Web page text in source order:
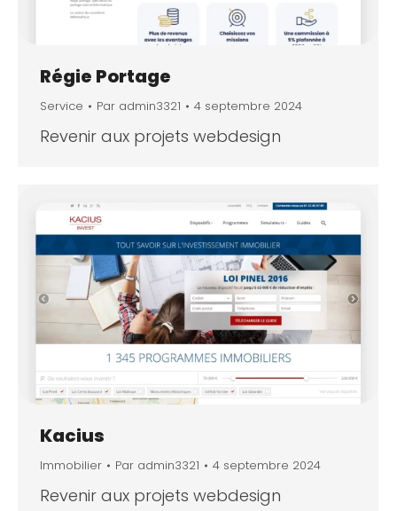
Régie Portage
Service Par admin3321 4 septembre 2024
Revenir aux projets webdesign
Kacius
Immobilier Par admin3321 4 septembre 2024
Revenir aux projets webdesign